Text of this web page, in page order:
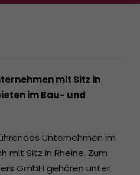
mit Sitz in
im Bau- und
Unternehmen im
mit Sitz in Rheine. Zum
GmbH gehören unter